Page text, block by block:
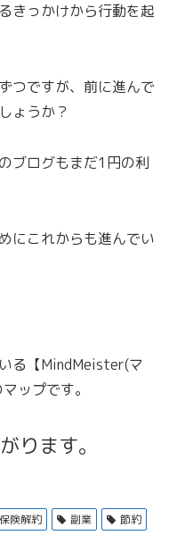
きっかけから行動を起
つですが、前に進んで
ょうか？
ブログもまだ1円の利
にこれからも進んでい
る【MindMeister(マ
ップです。
ります。
保険解約 副業
節約